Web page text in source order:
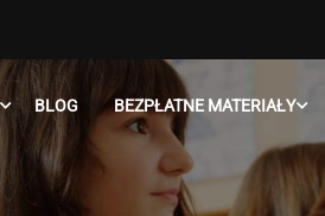
BLOG BEZPŁATNE MATERIAŁY